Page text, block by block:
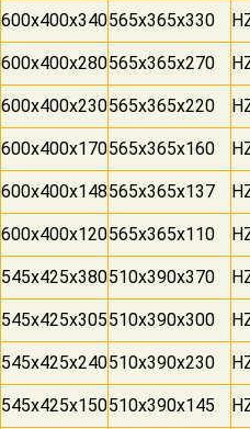
600x400x340565x365x330
600x400x280565x365x270
600x400x230565x365x220
600x400x170565x365x160
600x400x148565x365x137
600x400x120565x365x110
545x425x380510x390x370
545x425x305510x390x300
545x425x240510x390x230
545x425x150510x390x145